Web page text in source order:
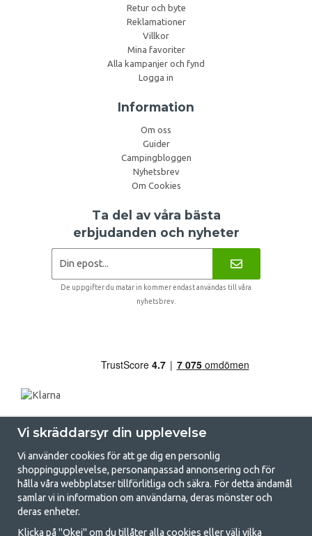
Retur och byte
Reklamationer
Villkor
Mina favoriter
Alla kampanjer och fynd
Logga in
Information
Om oss
Guider
Campingbloggen
Nyhetsbrev
Om Cookies
Ta del av våra bästa
erbjudanden och nyheter
De uppgifter du matar in kommer endast användas till våra
nyhetsbrev.
GetCamping.se - Din butik för camping
och uteliv
Vi skräddarsyr din upplevelse
Vi använder cookies för att ge dig en personlig
shoppingupplevelse, personanpassad annonsering och för
hålla våra webbplatser tillförlitliga och säkra. För detta ändamål
samlar vi in information om användarna, deras mönster och
deras enheter.
Klicka på "Okej" om du tillåter alla cookies eller välj vilka